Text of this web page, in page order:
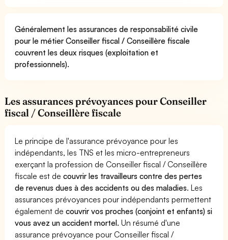
Généralement les assurances de responsabilité civile
pour le métier Conseiller fiscal / Conseillère fiscale
couvrent les deux risques (exploitation et
professionnels).
Les assurances prévoyances pour Conseiller
fiscal / Conseillère fiscale
Le principe de l'assurance prévoyance pour les
indépendants, les TNS et les micro-entrepreneurs
exerçant la profession de Conseiller fiscal / Conseillère
fiscale est decouvrir les travailleurs contre des pertes
de revenus dues à des accidents ou des maladies. Les
assurances prévoyances pour indépendants permettent
également decouvrir vos proches (conjoint et enfants) si
vous avez un accident mortel. Un résumé d'une
assurance prévoyance pour Conseiller fiscal /